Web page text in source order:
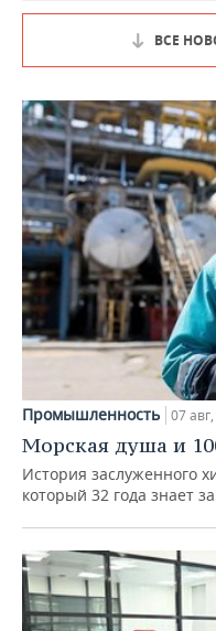
ВСЕ
Промышленность 07
Морская душа и
История заслуженного
который 32 года знает